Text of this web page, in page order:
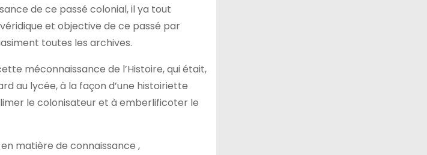
de ce passé colonial, il ya tout
et objective de ce passé par
toutes les archives.
méconnaissance de l’Histoire, qui était,
au lycée, à la façon d’une histoiriette
le colonisateur et à emberlificoter le
matière de connaissance ,